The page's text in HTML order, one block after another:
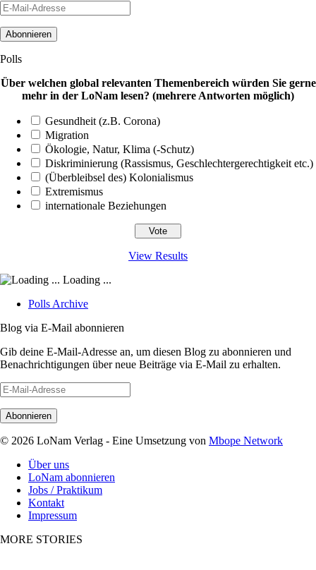
E-
Mail-
Adresse
Polls
Über welchen global relevanten Themenbereich würden Sie gerne
mehr in der LoNam lesen? (mehrere Antworten möglich)
Gesundheit (z.B. Corona)
Migration
Ökologie, Natur, Klima (-Schutz)
Diskriminierung (Rassismus, Geschlechtergerechtigkeit etc.)
(Überbleibsel des) Kolonialismus
Extremismus
internationale Beziehungen
View Results
Loading ...
Polls Archive
Blog via E-Mail abonnieren
Gib deine E-Mail-Adresse an, um diesen Blog zu abonnieren und
Benachrichtigungen über neue Beiträge via E-Mail zu erhalten.
E-
Mail-
Adresse
© 2026 LoNam Verlag - Eine Umsetzung von Mbope Network
Über uns
LoNam abonnieren
Jobs / Praktikum
Kontakt
Impressum
MORE STORIES